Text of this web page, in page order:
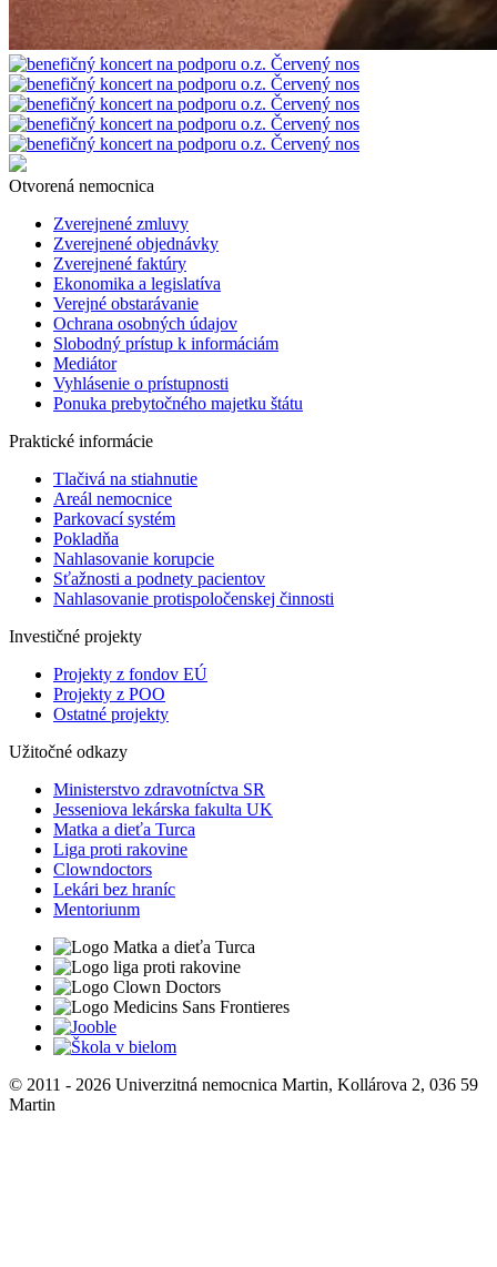
Otvorená nemocnica
Zverejnené zmluvy
Zverejnené objednávky
Zverejnené faktúry
Ekonomika a legislatíva
Verejné obstarávanie
Ochrana osobných údajov
Slobodný prístup k informáciám
Mediátor
Vyhlásenie o prístupnosti
Ponuka prebytočného majetku štátu
Praktické informácie
Tlačivá na stiahnutie
Areál nemocnice
Parkovací systém
Pokladňa
Nahlasovanie korupcie
Sťažnosti a podnety pacientov
Nahlasovanie protispoločenskej činnosti
Investičné projekty
Projekty z fondov EÚ
Projekty z POO
Ostatné projekty
Užitočné odkazy
Ministerstvo zdravotníctva SR
Jesseniova lekárska fakulta UK
Matka a dieťa Turca
Liga proti rakovine
Clowndoctors
Lekári bez hraníc
Mentoriunm
© 2011 - 2026 Univerzitná nemocnica Martin, Kollárova 2, 036 59
Martin